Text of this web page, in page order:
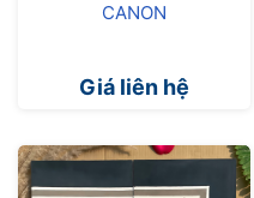
CANON
Giá liên hệ